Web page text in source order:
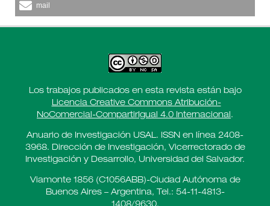
mail
Los trabajos publicados en esta revista están bajo
Licencia Creative Commons Atribución-
NoComercial-CompartirIgual 4.0 Internacional.
Anuario de Investigación USAL. ISSN en línea 2408-
3968. Dirección de Investigación, Vicerrectorado de
Investigación y Desarrollo, Universidad del Salvador.
Viamonte 1856 (C1056ABB)-Ciudad Autónoma de
Buenos Aires – Argentina, Tel.: 54-11-4813-